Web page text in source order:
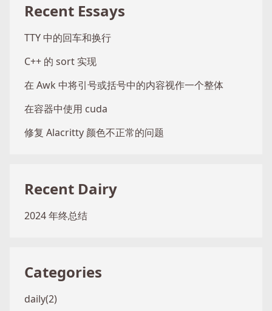
Recent Essays
TTY 中的回车和换行
C++ 的 sort 实现
在 Awk 中将引号或括号中的内容视作一个整体
在容器中使用 cuda
修复 Alacritty 颜色不正常的问题
Recent Dairy
2024 年终总结
Categories
daily(2)